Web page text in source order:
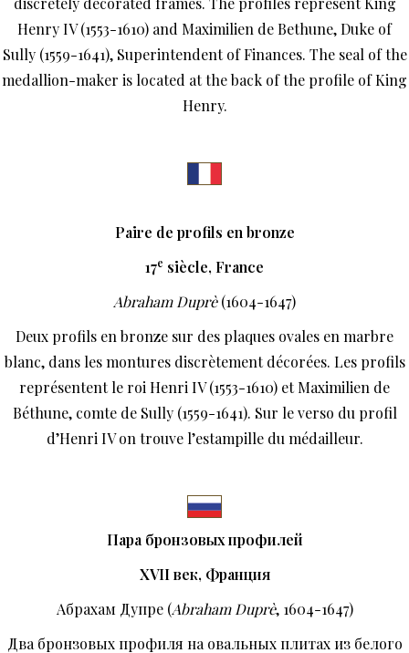
Henry IV (1553-1610) and Maximilien de Bethune, Duke of
Sully (1559-1641), Superintendent of Finances. The seal of the
medallion-maker is located at the back of the profile of King
Henry.
Paire de profils en bronze
17e siècle, France
Abraham Duprè(1604-1647)
Deux profils en bronze sur des plaques ovales en marbre
blanc, dans les montures discrètement décorées. Les profils
représentent le roi Henri IV (1553-1610) et Maximilien de
Béthune, comte de Sully (1559-1641). Sur le verso du profil
d’Henri IV on trouve l’estampille du médailleur.
Пара бронзовых профилей
XVIIвек, Франция
Абрахам Дупре (Abraham Duprè, 1604-1647)
Два бронзовых профиля на овальных плитах из белого